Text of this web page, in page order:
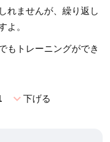
れませんが、繰り返し
よ。
もトレーニングができ
expand_more下げる